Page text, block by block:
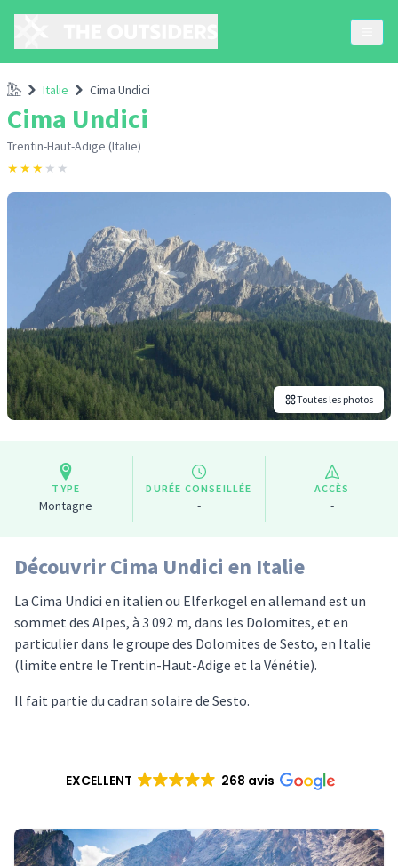
Accueil
Italie Cima Undici
Cima Undici
Trentin-Haut-Adige (Italie)
★★★ ★ ★
Toutes les photos
TYPE
Montagne
DURÉE CONSEILLÉE
-
ACCÈS
-
Découvrir Cima Undici en Italie
La Cima Undici en italien ou Elferkogel en allemand est un
sommet des Alpes, à 3 092 m, dans les Dolomites, et en
particulier dans le groupe des Dolomites de Sesto, en Italie
(limite entre le Trentin-Haut-Adige et la Vénétie).
Il fait partie du cadran solaire de Sesto.
EXCELLENT 268 avis